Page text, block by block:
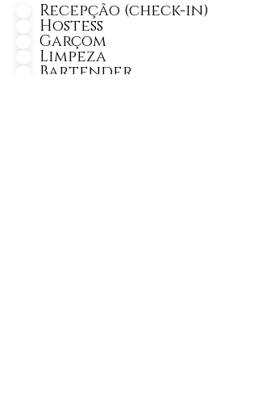
Recepção (check-in)
Hostess
Garçom
Limpeza
Bartender